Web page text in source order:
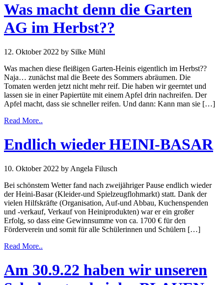
Was macht denn die Garten
AG im Herbst??
12. Oktober 2022 by Silke Mühl
Was machen diese fleißigen Garten-Heinis eigentlich im Herbst??
Naja… zunächst mal die Beete des Sommers abräumen. Die
Tomaten werden jetzt nicht mehr reif. Die haben wir geerntet und
lassen sie in einer Papiertüte mit einem Apfel drin nachreifen. Der
Apfel macht, dass sie schneller reifen. Und dann: Kann man sie […]
Read More..
Endlich wieder HEINI-BASAR
10. Oktober 2022 by Angela Filusch
Bei schönstem Wetter fand nach zweijähriger Pause endlich wieder
der Heini-Basar (Kleider-und Spielzeugflohmarkt) statt. Dank der
vielen Hilfskräfte (Organisation, Auf-und Abbau, Kuchenspenden
und -verkauf, Verkauf von Heiniprodukten) war er ein großer
Erfolg, so dass eine Gewinnsumme von ca. 1700 € für den
Förderverein und somit für alle Schülerinnen und Schülern […]
Read More..
Am 30.9.22 haben wir unseren